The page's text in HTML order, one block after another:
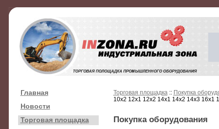
Главная
Новости
Торговая площадка
Торговая площадка:: Покупка
10х2 12х1 12х2 14х1 14х2 14х3 16х1
Покупка оборудования